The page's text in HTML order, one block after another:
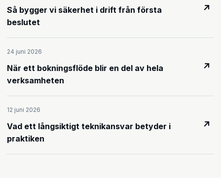
Så bygger vi säkerhet i drift från första
beslutet
↗
24 juni 2026
När ett bokningsflöde blir en del av hela
verksamheten
↗
12 juni 2026
Vad ett långsiktigt teknikansvar betyder i
praktiken
↗